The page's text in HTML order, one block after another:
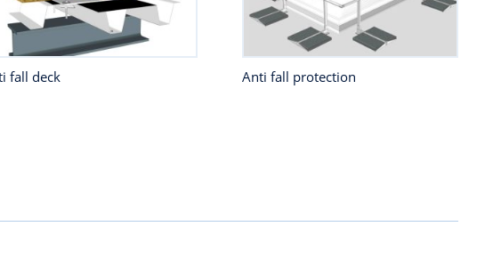
fall deck Anti fall protection